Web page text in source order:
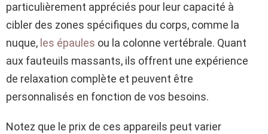
particulièrement appréciés pour leur capacité à
cibler des zones spécifiques du corps, comme la
nuque, les épaules ou la colonne vertébrale. Quant
aux fauteuils massants, ils offrent une expérience
de relaxation complète et peuvent être
personnalisés en fonction de vos besoins.
Notez que le prix de ces appareils peut varier